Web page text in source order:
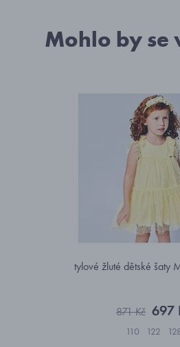
Mohlo by se
tylové žluté dětské šaty
871 Kč 697
110 122